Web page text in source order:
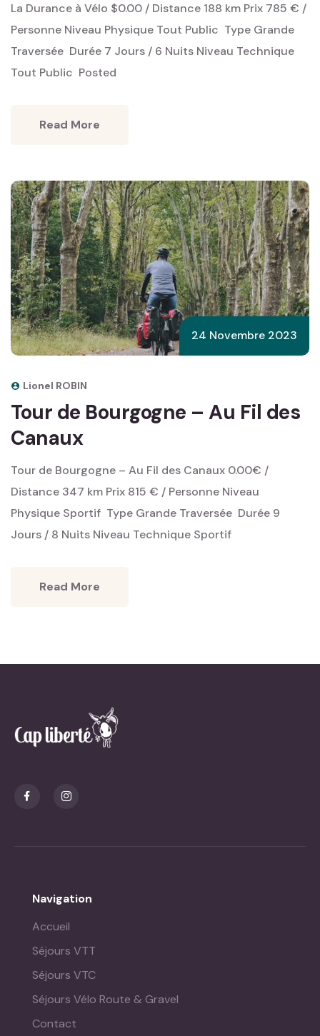
La Durance à Vélo $0.00 / Distance 188 km Prix 785 € /
Personne Niveau Physique Tout Public ‎ Type Grande
Traversée ‎ Durée 7 Jours / 6 Nuits Niveau Technique
Tout Public ‎ Posted
Read More
24 Novembre 2023
Lionel ROBIN
Tour de Bourgogne – Au Fil des
Canaux
Tour de Bourgogne – Au Fil des Canaux 0.00€ /
Distance 347 km Prix 815 € / Personne Niveau
Physique Sportif ‎ Type Grande Traversée ‎ Durée 9
Jours / 8 Nuits Niveau Technique Sportif
Read More
Navigation
Accueil
Séjours VTT
Séjours VTC
Séjours Vélo Route & Gravel
Contact